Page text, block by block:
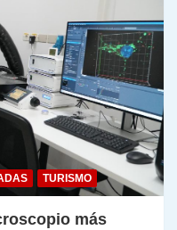
TURISMO
más